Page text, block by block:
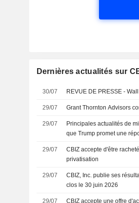
Dernières actualités sur
30/07 REVUE DE PRESSE -
29/07 Grant Thornton Advisors
29/07
Principales actualités de
que Trump promet une
29/07
CBIZ accepte d'être
privatisation
29/07
CBIZ, Inc. publie ses
clos le 30 juin 2026
29/07
CBIZ accepte une offre